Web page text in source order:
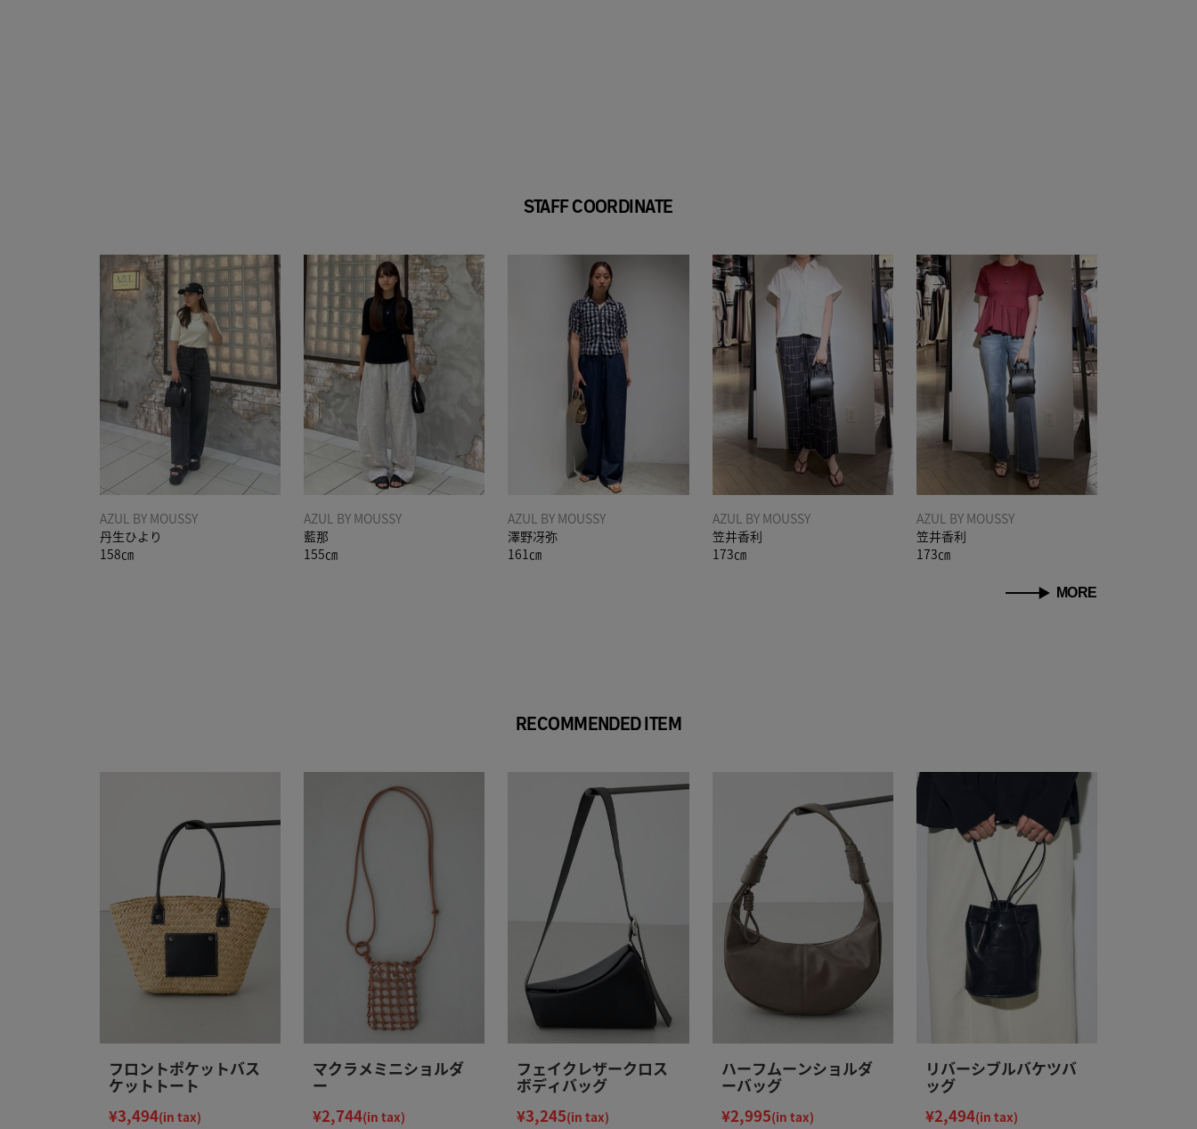
STAFF COORDINATE
AZUL BY MOUSSY
丹生ひより
158㎝
AZUL BY MOUSSY
藍那
155㎝
AZUL BY MOUSSY
澤野冴弥
161㎝
AZUL BY MOUSSY
笠井香利
173㎝
AZUL BY MOUSSY
笠井香利
173㎝
MORE
RECOMMENDED ITEM
フロントポケットバス
ケットトート
¥3,494(in tax)
マクラメミニショルダ
ー
¥2,744(in tax)
フェイクレザークロス
ボディバッグ
¥3,245(in tax)
ハーフムーンショルダ
ーバッグ
¥2,995(in tax)
リバーシブルバケツバ
ッグ
¥2,494(in tax)